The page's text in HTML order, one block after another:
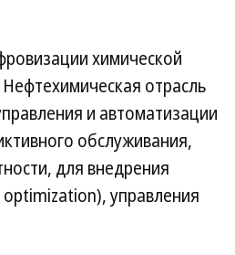
химической
отрасль
и автоматизации
обслуживания,
для внедрения
управления